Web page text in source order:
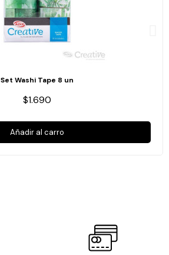
Set Washi Tape 8 un
$1.690
Añadir al carro